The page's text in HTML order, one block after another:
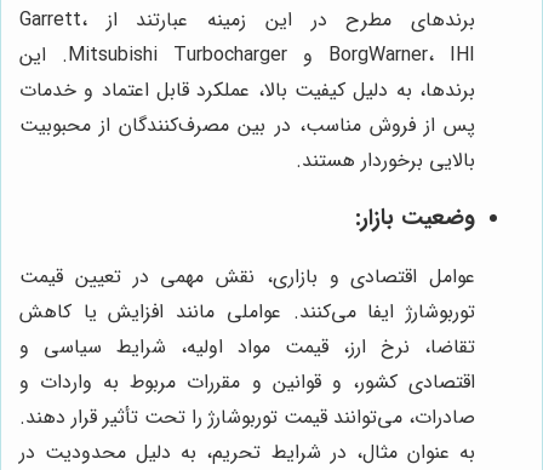
برندهای مطرح در این زمینه عبارتند از Garrett،
BorgWarner، IHI و Mitsubishi Turbocharger. این
برندها، به دلیل کیفیت بالا، عملکرد قابل اعتماد و خدمات
پس از فروش مناسب، در بین مصرف‌کنندگان از محبوبیت
بالایی برخوردار هستند.
وضعیت بازار:
عوامل اقتصادی و بازاری، نقش مهمی در تعیین قیمت
توربوشارژ ایفا می‌کنند. عواملی مانند افزایش یا کاهش
تقاضا، نرخ ارز، قیمت مواد اولیه، شرایط سیاسی و
اقتصادی کشور، و قوانین و مقررات مربوط به واردات و
صادرات، می‌توانند قیمت توربوشارژ را تحت تأثیر قرار دهند.
به عنوان مثال، در شرایط تحریم، به دلیل محدودیت در